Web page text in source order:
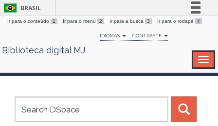
Skip
BRASIL
Simplifique!
Comunica BR
Canais
Ir para o conteúdo 1 Ir para o menu 2 Ir para a busca 3 Ir para o rodapé 4
IDIOMAS CONTRASTE
Biblioteca digital MJ